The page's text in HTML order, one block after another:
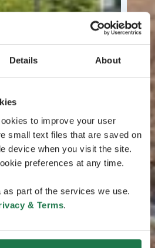
Details About
to improve your user
small text files that are saved on
device when you visit the site.
preferences at any time.
part of the services we use.
& Terms.